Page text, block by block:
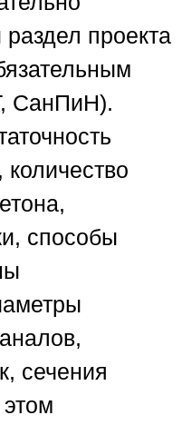
проекта
СанПиН).
способы
сечения